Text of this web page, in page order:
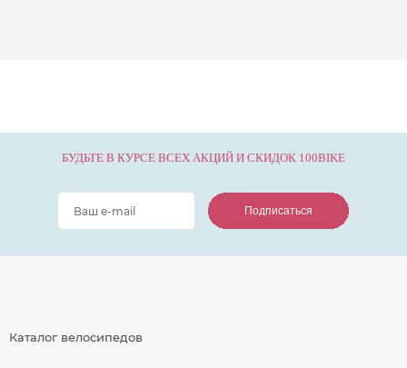
БУДЬТЕ В КУРСЕ ВСЕХ АКЦИЙ И СКИДОК 100BIKE
Подписаться
Подписаться
Подписаться
Каталог велосипедов